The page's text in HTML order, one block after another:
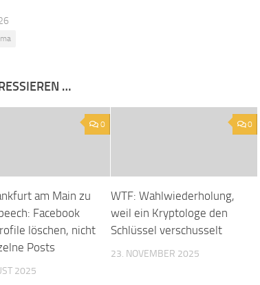
…
0
am Main zu
Facebook
löschen, nicht
Posts
2025
0
WTF: Wahlwiederholung,
weil ein Kryptologe den
Schlüssel verschusselt
23. NOVEMBER 2025